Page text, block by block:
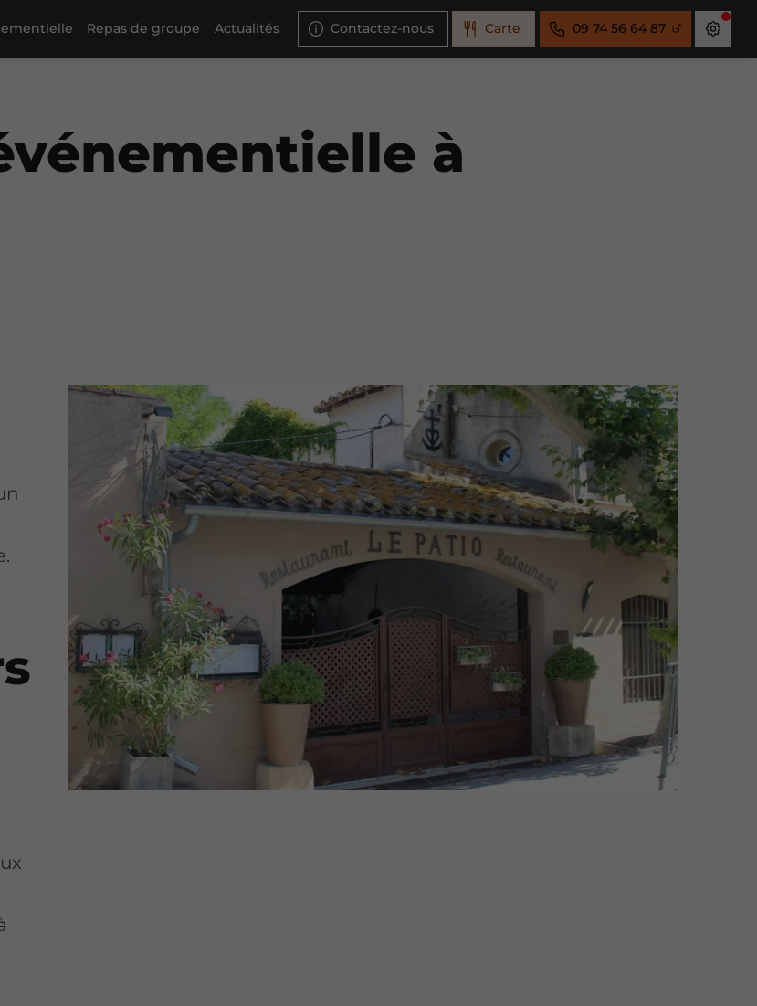
Repas de groupe Actualités Contactez-nous Carte 09 74 56 64 87
à